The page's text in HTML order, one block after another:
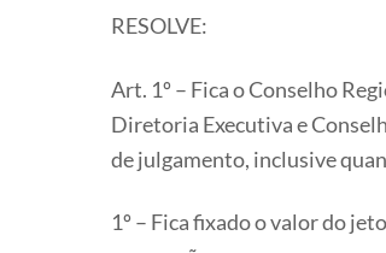
RESOLVE:
Art. 1º – Fica o Conselho
Diretoria Executiva e
de julgamento, inclusive
1º – Fica fixado o valor do